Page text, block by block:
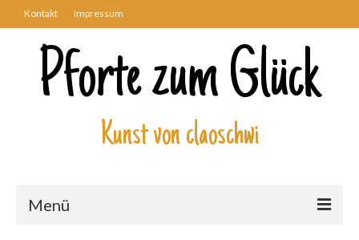
Kontakt Impressum
Pforte zum Glück
Kunst von claoschwi
Menü